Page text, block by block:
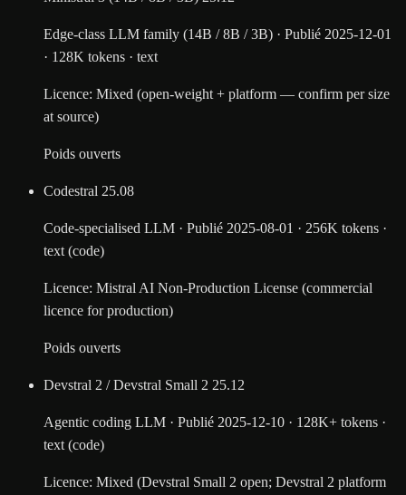
Edge-class LLM family (14B / 8B / 3B) · Publié 2025-12-01
· 128K tokens · text
Licence: Mixed (open-weight + platform — confirm per size
at source)
Poids ouverts
Codestral 25.08
Code-specialised LLM · Publié 2025-08-01 · 256K tokens ·
text (code)
Licence: Mistral AI Non-Production License (commercial
licence for production)
Poids ouverts
Devstral 2 / Devstral Small 2 25.12
Agentic coding LLM · Publié 2025-12-10 · 128K+ tokens ·
text (code)
Licence: Mixed (Devstral Small 2 open; Devstral 2 platform